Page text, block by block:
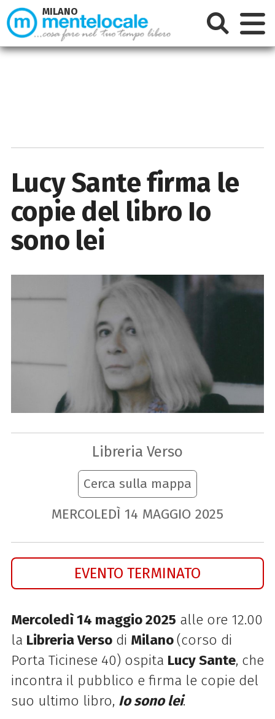
Lucy Sante firma le
copie del libro Io
sono lei
Libreria Verso
Cerca sulla mappa
MERCOLEDÌ 14 MAGGIO 2025
EVENTO TERMINATO
Mercoledì 14 maggio 2025 alle ore 12.00
la Libreria Versodi Milano(corso di
Porta Ticinese 40) ospita Lucy Sante, che
incontra il pubblico e firma le copie del
suo ultimo libro, Io sono lei.
MILANO